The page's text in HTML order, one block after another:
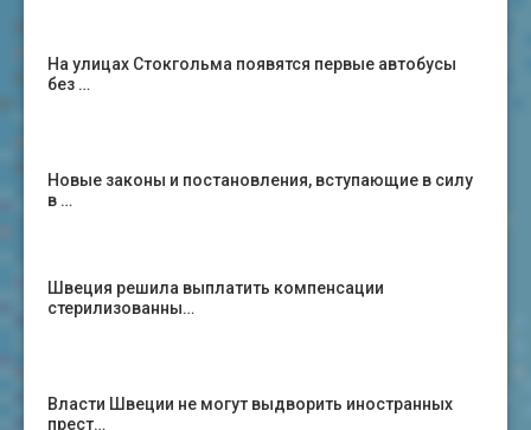
На улицах Стокгольма появятся первые автобусы
без …
Новые законы и постановления, вступающие в силу
в …
Швеция решила выплатить компенсации
стерилизованны…
Власти Швеции не могут выдворить иностранных
прест…